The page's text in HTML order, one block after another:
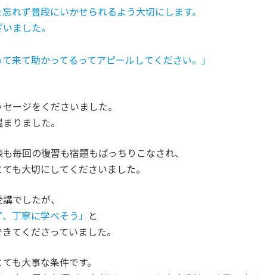
れず普段にいかせられるよう大切にします。
ました。
来て助かってるってアピールしてください。」
ージをくださいました。
りました。
毎回の復習も宿題もばっちりこなされ、
も大切にしてくださいました。
でしたが、
丁寧に学べそう」 と
てくださっていました。
も大事な条件です。